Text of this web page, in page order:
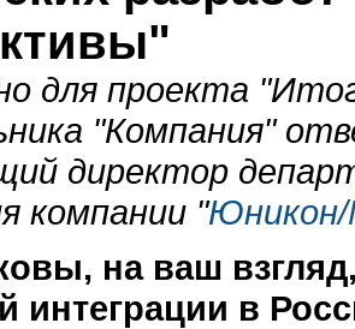
для проекта
"Компания"
директор
компании "Юникон/
на ваш
интеграции в